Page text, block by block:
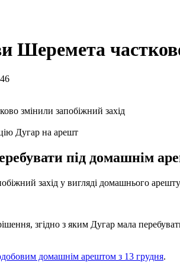
Шеремета
Дугар на арешт
під домашнім
захід у вигляді домашнього
згідно з яким Дугар мала
домашнім арештом з 13 грудня.